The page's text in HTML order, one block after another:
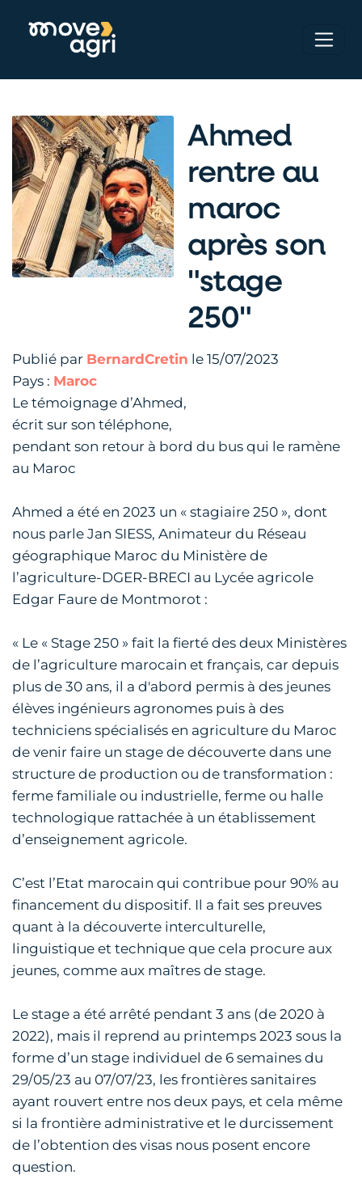
Ahmed
rentre au
maroc
après son
"stage
250"
Publié par BernardCretin le 15/07/2023
Pays : Maroc
Le témoignage d’Ahmed,
écrit sur son téléphone,
pendant son retour à bord du bus qui le ramène
au Maroc
Ahmed a été en 2023 un « stagiaire 250 », dont
nous parle Jan SIESS, Animateur du Réseau
géographique Maroc du Ministère de
l’agriculture-DGER-BRECI au Lycée agricole
Edgar Faure de Montmorot :
« Le « Stage 250 » fait la fierté des deux Ministères
de l’agriculture marocain et français, car depuis
plus de 30 ans, il a d'abord permis à des jeunes
élèves ingénieurs agronomes puis à des
techniciens spécialisés en agriculture du Maroc
de venir faire un stage de découverte dans une
structure de production ou de transformation :
ferme familiale ou industrielle, ferme ou halle
technologique rattachée à un établissement
d’enseignement agricole.
C’est l’Etat marocain qui contribue pour 90% au
financement du dispositif. Il a fait ses preuves
quant à la découverte interculturelle,
linguistique et technique que cela procure aux
jeunes, comme aux maîtres de stage.
Le stage a été arrêté pendant 3 ans (de 2020 à
2022), mais il reprend au printemps 2023 sous la
forme d’un stage individuel de 6 semaines du
29/05/23 au 07/07/23, les frontières sanitaires
ayant rouvert entre nos deux pays, et cela même
si la frontière administrative et le durcissement
de l’obtention des visas nous posent encore
question.